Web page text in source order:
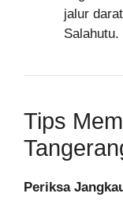
jalur
Salahutu.
Tips
Periksa